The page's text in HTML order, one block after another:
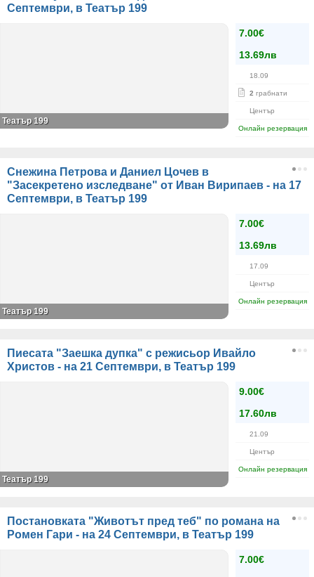
Септември, в Театър 199
7.00€
13.69лв
18.09
2 грабнати
Център
Онлайн резервация
Театър 199
Снежина Петрова и Даниел Цочев в
"Засекретено изследване" от Иван Вирипаев - на 17
Септември, в Театър 199
7.00€
13.69лв
17.09
Център
Онлайн резервация
Театър 199
Пиесата "Заешка дупка" с режисьор Ивайло
Христов - на 21 Септември, в Театър 199
9.00€
17.60лв
21.09
Център
Онлайн резервация
Театър 199
Постановката "Животът пред теб" по романа на
Ромен Гари - на 24 Септември, в Театър 199
7.00€